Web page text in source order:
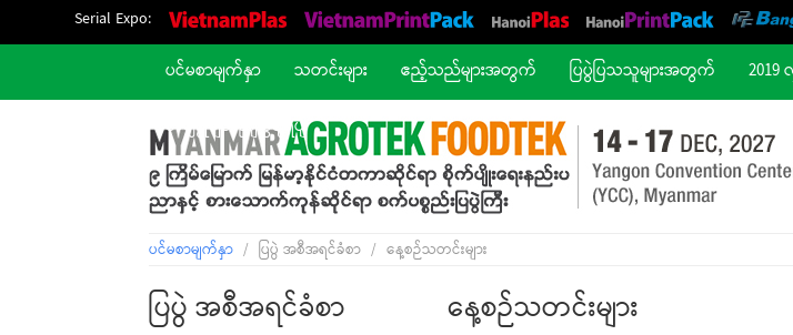
Serial Expo:
ပင်မစာမျက်နှာ သတင်းများ ဧည့်သည်များအတွက် ပြပွဲပြသသူများအတွက် 2019
တဈပွိုငျတညျးဖွဈရပျ
ပင်မစာမျက်နှာ / ပြပွဲ အစီအရင်ခံစာ / နေ့စဉ်သတင်းများ
ပြပွဲ အစီအရင်ခံစာ နေ့စဉ်သတင်းများ